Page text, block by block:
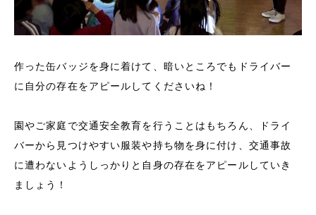
作った缶バッジを身に着けて、暗いところでもドライバー
に自分の存在をアピールしてくださいね！
園やご家庭で交通安全教育を行うことはもちろん、ドライ
バーから見つけやすい服装や持ち物を身に付け、交通事故
に遭わないようしっかりと自身の存在をアピールしていき
ましょう！